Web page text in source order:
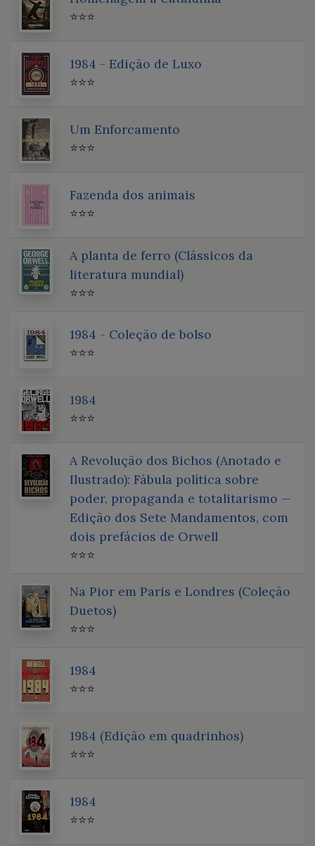
⭐⭐⭐
1984 - Edição de Luxo
⭐⭐⭐
Um Enforcamento
⭐⭐⭐
Fazenda dos animais
⭐⭐⭐
A planta de ferro (Clássicos da
literatura mundial)
⭐⭐⭐
1984 - Coleção de bolso
⭐⭐⭐
1984
⭐⭐⭐
A Revolução dos Bichos (Anotado e
Ilustrado): Fábula política sobre
poder, propaganda e totalitarismo —
Edição dos Sete Mandamentos, com
dois prefácios de Orwell
⭐⭐⭐
Na Pior em Paris e Londres (Coleção
Duetos)
⭐⭐⭐
1984
⭐⭐⭐
1984 (Edição em quadrinhos)
⭐⭐⭐
1984
⭐⭐⭐